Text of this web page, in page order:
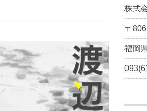
株式
〒
福岡